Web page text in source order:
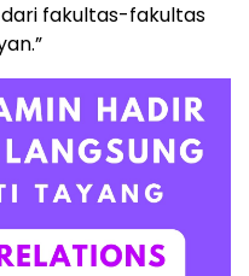
fakultas-fakultas